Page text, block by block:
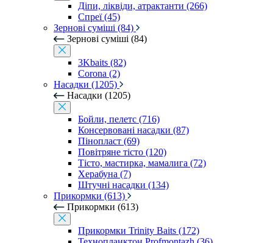
Діпи, ліквіди, атрактанти (266)
Спреї (45)
Зернові суміші (84)
Зернові суміші (84)
3Kbaits (82)
Corona (2)
Насадки (1205)
Насадки (1205)
Бойли, пелетс (716)
Консервовані насадки (87)
Пінопласт (69)
Повітряне тісто (120)
Тісто, мастирка, мамалига (72)
Херабуна (7)
Штучні насадки (134)
Прикормки (613)
Прикормки (613)
Прикормки Trinity Baits (172)